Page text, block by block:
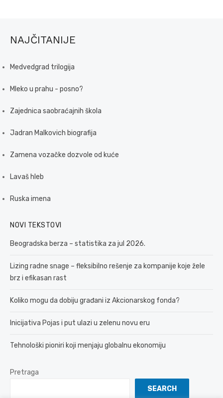
NAJČITANIJE
Medvedgrad trilogija
Mleko u prahu - posno?
Zajednica saobraćajnih škola
Jadran Malkovich biografija
Zamena vozačke dozvole od kuće
Lavaš hleb
Ruska imena
NOVI TEKSTOVI
Beogradska berza – statistika za jul 2026.
Lizing radne snage – fleksibilno rešenje za kompanije koje žele
brz i efikasan rast
Koliko mogu da dobiju građani iz Akcionarskog fonda?
Inicijativa Pojas i put ulazi u zelenu novu eru
Tehnološki pioniri koji menjaju globalnu ekonomiju
Pretraga
SEARCH